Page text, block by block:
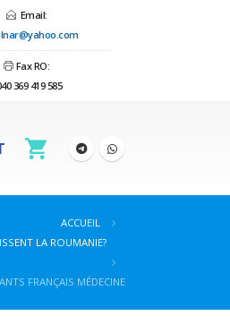
Email:
Fax RO:
369 419 585
ACCUEIL
LA ROUMANIE?
FRANÇAIS MÉDECINE